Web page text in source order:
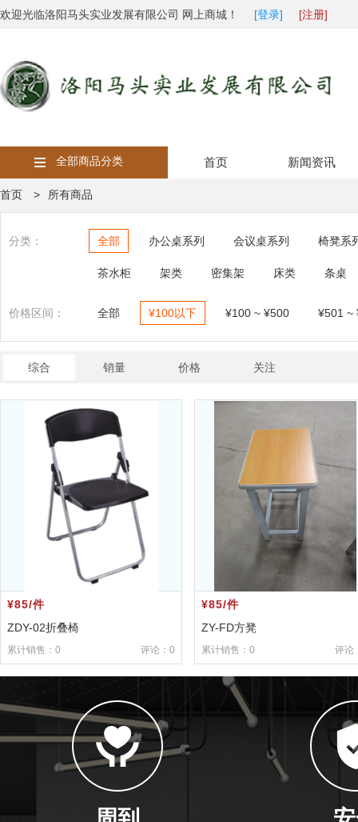
欢迎光临洛阳马头实业发展有限公司 网上商城！ [登录] [注册]
全部商品分类 首页 新闻资讯
首页 > 所有商品
分类： 全部 办公桌系列 会议桌系列 椅凳系
茶水柜 架类 密集架 床类 条桌
价格区间： 全部 ¥100以下 ¥100 ~ ¥500 ¥501 ~
综合 销量 价格 关注
¥85/件
ZDY-02折叠椅
累计销售：0 评论：0
¥85/件
ZY-FD方凳
累计销售：0 评论